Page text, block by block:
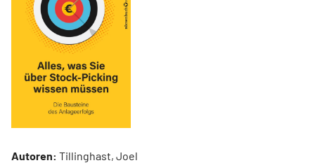
Autoren: Tillinghast, Joel